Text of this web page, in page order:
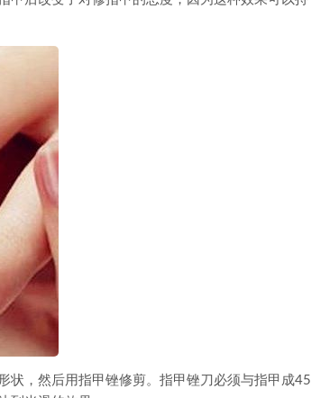
，然后用指甲锉修剪。指甲锉刀必须与指甲成45